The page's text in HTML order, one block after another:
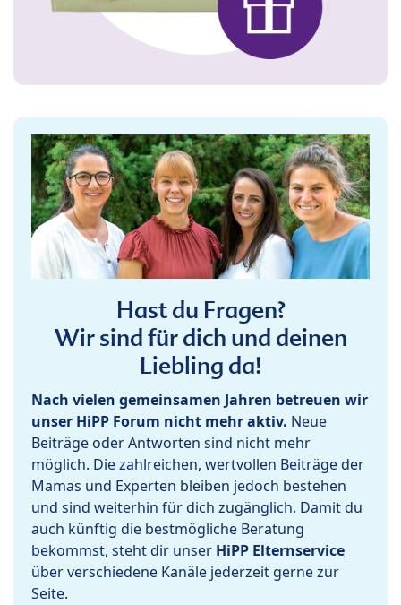
Hast du Fragen?
Wir sind für dich und deinen
Liebling da!
Nach vielen gemeinsamen Jahren betreuen wir
unser HiPP Forum nicht mehr aktiv. Neue
Beiträge oder Antworten sind nicht mehr
möglich. Die zahlreichen, wertvollen Beiträge der
Mamas und Experten bleiben jedoch bestehen
und sind weiterhin für dich zugänglich. Damit du
auch künftig die bestmögliche Beratung
bekommst, steht dir unser HiPP Elternservice
über verschiedene Kanäle jederzeit gerne zur
Seite.